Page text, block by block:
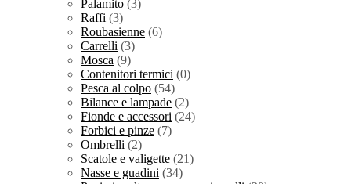
Palamito (3)
Raffi (3)
Roubasienne (6)
Carrelli (3)
Mosca (9)
Contenitori termici (0)
Pesca al colpo (54)
Bilance e lampade (2)
Fionde e accessori (24)
Forbici e pinze (7)
Ombrelli (2)
Scatole e valigette (21)
Nasse e guadini (34)